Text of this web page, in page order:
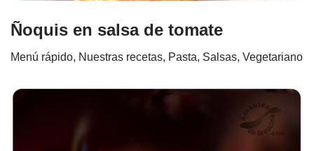
Ñoquis en salsa de tomate
Menú rápido, Nuestras recetas, Pasta, Salsas, Vegetariano